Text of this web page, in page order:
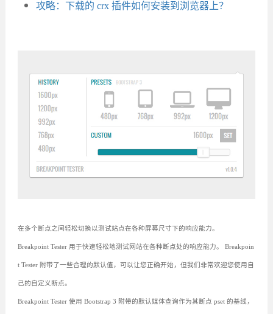
攻略：下载的 crx 插件如何安装到浏览器上？
在多个断点之间轻松切换以测试站点在各种屏幕尺寸下的响应能力。
Breakpoint Tester 用于快速轻松地测试网站在各种断点处的响应能力。 Breakpoin
t Tester 附带了一些合理的默认值，可以让您正确开始，但我们非常欢迎您使用自
己的自定义断点。
Breakpoint Tester 使用 Bootstrap 3 附带的默认媒体查询作为其断点 pset 的基线，